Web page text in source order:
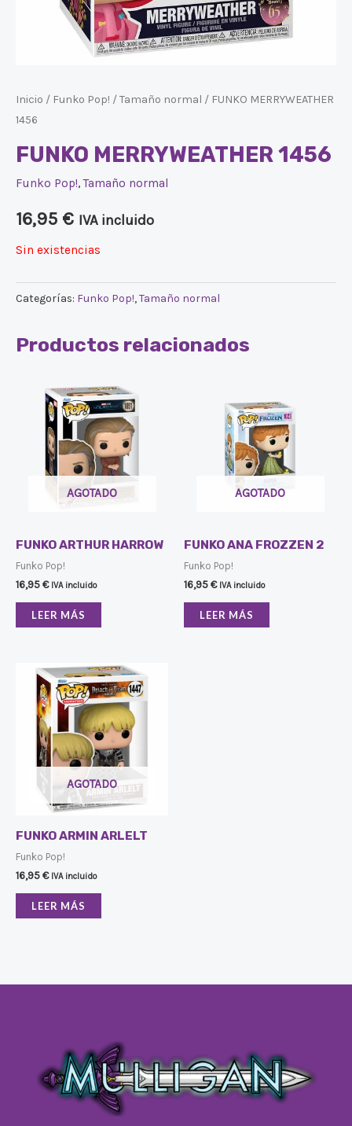
Inicio / Funko Pop! /Tamaño normal / FUNKO MERRYWEATHER
1456
FUNKO MERRYWEATHER 1456
Funko Pop!,Tamaño normal
16,95 € IVA incluido
Sin existencias
Categorías: Funko Pop!,Tamaño normal
Productos relacionados
AGOTADO
FUNKO ARTHUR HARROW
Funko Pop!
16,95€ IVA incluido
LEER MÁS
AGOTADO
FUNKO ANA FROZZEN 2
Funko Pop!
16,95€ IVA incluido
LEER MÁS
AGOTADO
FUNKO ARMIN ARLELT
Funko Pop!
16,95€ IVA incluido
LEER MÁS